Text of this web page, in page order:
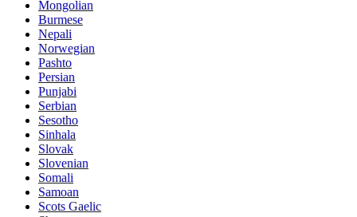
Mongolian
Burmese
Nepali
Norwegian
Pashto
Persian
Punjabi
Serbian
Sesotho
Sinhala
Slovak
Slovenian
Somali
Samoan
Scots Gaelic